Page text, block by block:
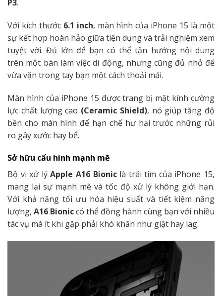
P3.
Với kích thước 6.1 inch, màn hình của iPhone 15 là một
sự kết hợp hoàn hảo giữa tiện dụng và trải nghiệm xem
tuyệt vời. Đủ lớn để bạn có thể tận hưởng nội dung
trên một bàn làm việc di động, nhưng cũng đủ nhỏ để
vừa vặn trong tay bạn một cách thoải mái.
Màn hình của iPhone 15 được trang bị mặt kính cường
lực chất lượng cao (Ceramic Shield), nó giúp tăng độ
bền cho màn hình để hạn chế hư hại trước những rủi
ro gây xước hay bể.
Sở hữu cấu hình mạnh mẽ
Bộ vi xử lýApple A16 Bioniclà trái tim của iPhone 15,
mang lại sự mạnh mẽ và tốc độ xử lý không giới hạn.
Với khả năng tối ưu hóa hiệu suất và tiết kiệm năng
lượng, A16 Bioniccó thể đồng hành cùng bạn với nhiều
tác vụ mà ít khi gặp phải khó khăn như giật hay lag.